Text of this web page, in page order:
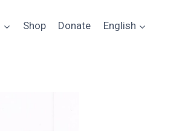
Shop Donate English